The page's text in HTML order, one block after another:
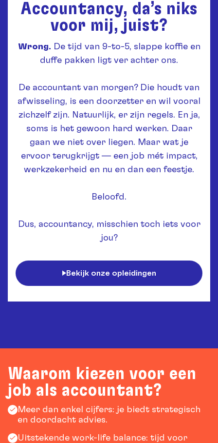
Accountancy, da’s niks
voor mij, juist?
Wrong. De tijd van 9-to-5, slappe koffie en
duffe pakken ligt ver achter ons.
De accountant van morgen? Die houdt van
afwisseling, is een doorzetter en wil vooral
zichzelf zijn. Natuurlijk, er zijn regels. En ja,
soms is het gewoon hard werken. Daar
gaan we niet over liegen. Maar wat je
ervoor terugkrijgt — een job mét impact,
werkzekerheid en nu en dan een feestje.
Beloofd.
Dus, accountancy, misschien toch iets voor
jou?
Bekijk onze opleidingen
Waarom kiezen voor een
job als accountant?
Meer dan enkel cijfers: je biedt strategisch
en doordacht advies.
Uitstekende work-life balance: tijd voor